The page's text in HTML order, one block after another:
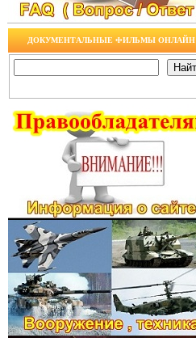
ДОКУМЕНТАЛЬНЫЕ ФИЛЬМЫ ОНЛАЙН